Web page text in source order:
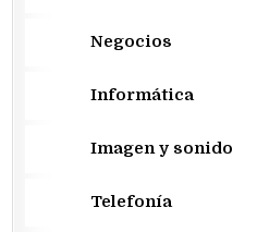
Negocios
Informática
Imagen y sonido
Telefonía